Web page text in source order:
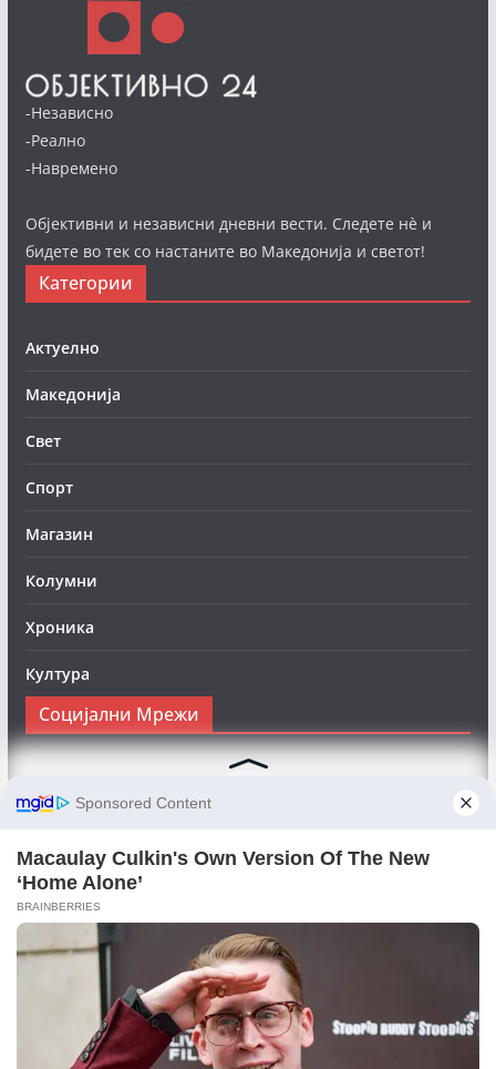
-Независно
-Реално
-Навремено
Објективни и независни дневни вести. Следете нè и
бидете во тек со настаните во Македонија и светот!
Категории
Актуелно
Македонија
Свет
Спорт
Магазин
Колумни
Хроника
Култура
Социјални Мрежи
Следете нè на Фејсбук за да сте во тек со најновите